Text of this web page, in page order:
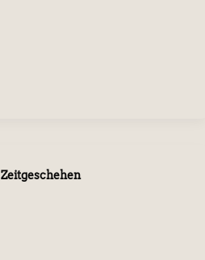
Zeitgeschehen